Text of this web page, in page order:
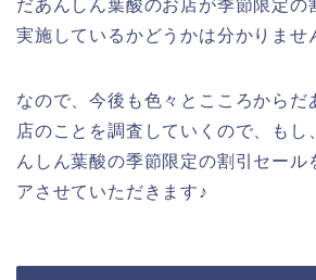
だあんしん葉酸のお店が季節限定の
実施しているかどうかは分かりませ
なので、今後も色々とこころからだ
店のことを調査していくので、もし
んしん葉酸の季節限定の割引セール
アさせていただきます♪